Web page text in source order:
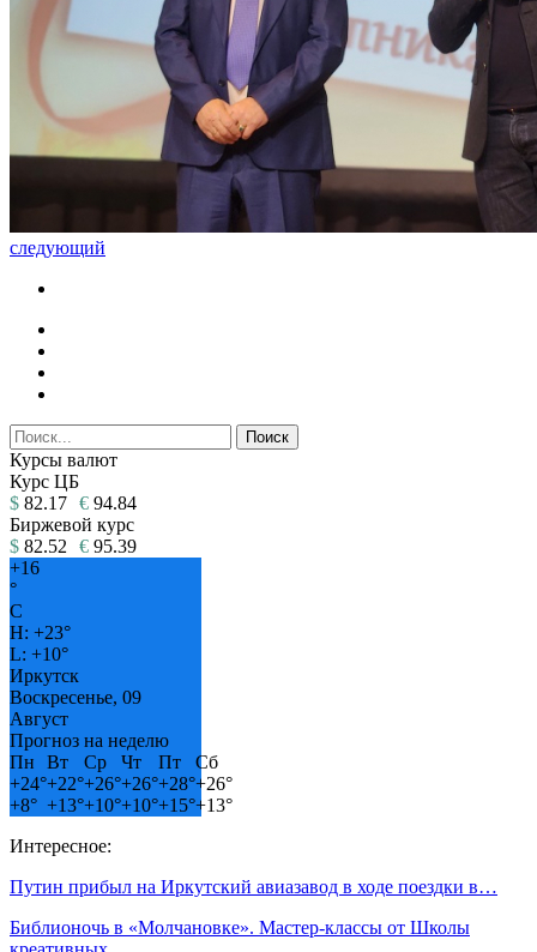
следующий
Курсы валют
Курс ЦБ
$ 82.17 € 94.84
Биржевой курс
$ 82.52 € 95.39
+16
°
C
H: +23°
L: +10°
Иркутск
Воскресенье, 09
Август
Прогноз на неделю
Пн
Вт Ср Чт Пт
Сб
+24°+22°+26°+26°+28°+26°
+8° +13°+10°+10°+15°+13°
Интересное:
Путин прибыл на Иркутский авиазавод в ходе поездки в…
Библионочь в «Молчановке». Мастер-классы от Школы